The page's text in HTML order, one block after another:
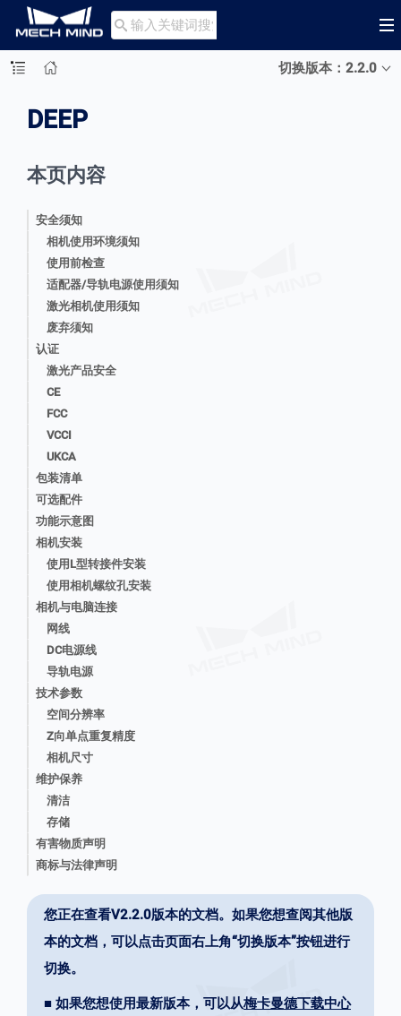

切换版本：2.2.0
DEEP
本页内容
安全须知
相机使用环境须知
使用前检查
适配器/导轨电源使用须知
激光相机使用须知
废弃须知
认证
激光产品安全
CE
FCC
VCCI
UKCA
包装清单
可选配件
功能示意图
相机安装
使用L型转接件安装
使用相机螺纹孔安装
相机与电脑连接
网线
DC电源线
导轨电源
技术参数
空间分辨率
Z向单点重复精度
相机尺寸
维护保养
清洁
存储
有害物质声明
商标与法律声明
您正在查看V2.2.0版本的文档。如果您想查阅其他版
本的文档，可以点击页面右上角“切换版本”按钮进行
切换。
■ 如果您想使用最新版本，可以从梅卡曼德下载中心